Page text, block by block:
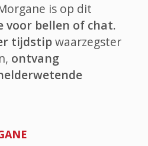
is op dit
voor bellen of chat.
tijdstipwaarzegster
ontvang